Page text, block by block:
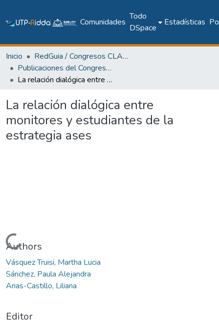
Comunidades
Todo
DSpace
Estadísticas
Inicio
RedGuia / Congresos CLABES
Publicaciones del Congreso Internacional CLABES
La relación dialógica entre monitores y estudiantes de la estrategia ases
La relación dialógica entre
monitores y estudiantes de la
estrategia ases
Cargando...
Authors
Vásquez Truisi, Martha Lucia
Sánchez, Paula Alejandra
Arias-Castillo, Liliana
Editor